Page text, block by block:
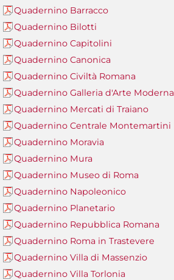
Quadernino Barracco
Quadernino Bilotti
Quadernino Capitolini
Quadernino Canonica
Quadernino Civiltà Romana
Quadernino Galleria d'Arte Moderna
Quadernino Mercati di Traiano
Quadernino Centrale Montemartini
Quadernino Moravia
Quadernino Mura
Quadernino Museo di Roma
Quadernino Napoleonico
Quadernino Planetario
Quadernino Repubblica Romana
Quadernino Roma in Trastevere
Quadernino Villa di Massenzio
Quadernino Villa Torlonia